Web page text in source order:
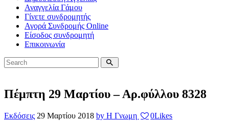
Αναγγελία Γάμου
Γίνετε συνδρομητής
Αγορά Συνδρομής Online
Είσοδος συνδρομητή
Επικοινωνία
Πέμπτη 29 Μαρτίου – Αρ.φύλλου 8328
Εκδόσεις 29 Μαρτίου 2018 by Η Γνωμη 0Likes